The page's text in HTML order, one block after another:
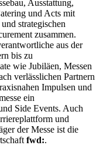
Ausstattung,
und Acts mit
strategischen
zusammen.
aus der
bis zu
wie Jubiläen, Messen
verlässlichen Partnern
Impulsen und
ein
Side Events. Auch
und
der Messe ist die
fwd:.